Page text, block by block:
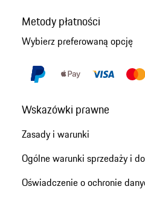
Metody płatności
Wybierz preferowaną opcję
Wskazówki prawne
Zasady i warunki
Ogólne warunki sprzedaży i
Oświadczenie o ochronie